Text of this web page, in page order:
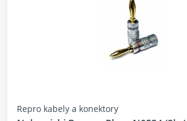
Repro kabely a konektory